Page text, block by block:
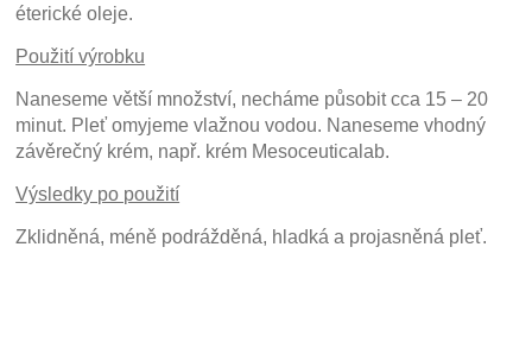
éterické oleje.
Použití výrobku
Naneseme větší množství, necháme působit cca 15 – 20
minut. Pleť omyjeme vlažnou vodou. Naneseme vhodný
závěrečný krém, např. krém Mesoceuticalab.
Výsledky po použití
Zklidněná, méně podrážděná, hladká a projasněná pleť.